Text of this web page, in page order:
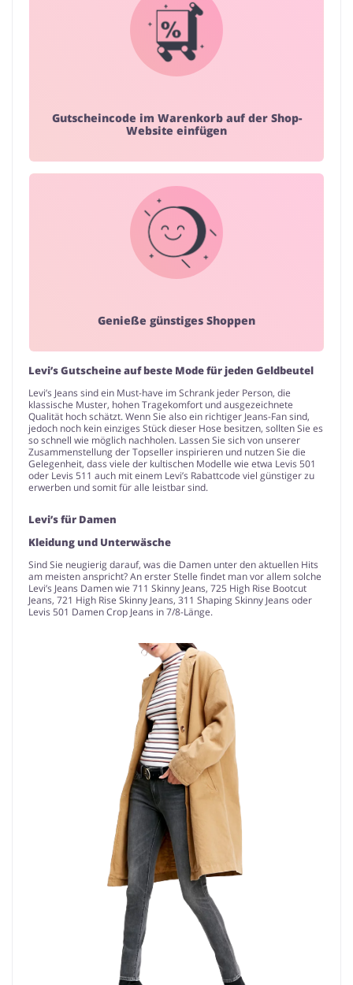
Gutscheincode im Warenkorb auf der Shop-
Website einfügen
Genieße günstiges Shoppen
Levi’s Gutscheine auf beste Mode für jeden Geldbeutel
Levi’s Jeans sind ein Must-have im Schrank jeder Person, die
klassische Muster, hohen Tragekomfort und ausgezeichnete
Qualität hoch schätzt. Wenn Sie also ein richtiger Jeans-Fan sind,
jedoch noch kein einziges Stück dieser Hose besitzen, sollten Sie es
so schnell wie möglich nachholen. Lassen Sie sich von unserer
Zusammenstellung der Topseller inspirieren und nutzen Sie die
Gelegenheit, dass viele der kultischen Modelle wie etwa Levis 501
oder Levis 511 auch mit einem Levi’s Rabattcode viel günstiger zu
erwerben und somit für alle leistbar sind.
Levi’s für Damen
Kleidung und Unterwäsche
Sind Sie neugierig darauf, was die Damen unter den aktuellen Hits
am meisten anspricht? An erster Stelle findet man vor allem solche
Levi’s Jeans Damen wie 711 Skinny Jeans, 725 High Rise Bootcut
Jeans, 721 High Rise Skinny Jeans, 311 Shaping Skinny Jeans oder
Levis 501 Damen Crop Jeans in 7/8-Länge.